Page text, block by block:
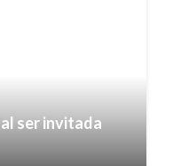
ser invitada